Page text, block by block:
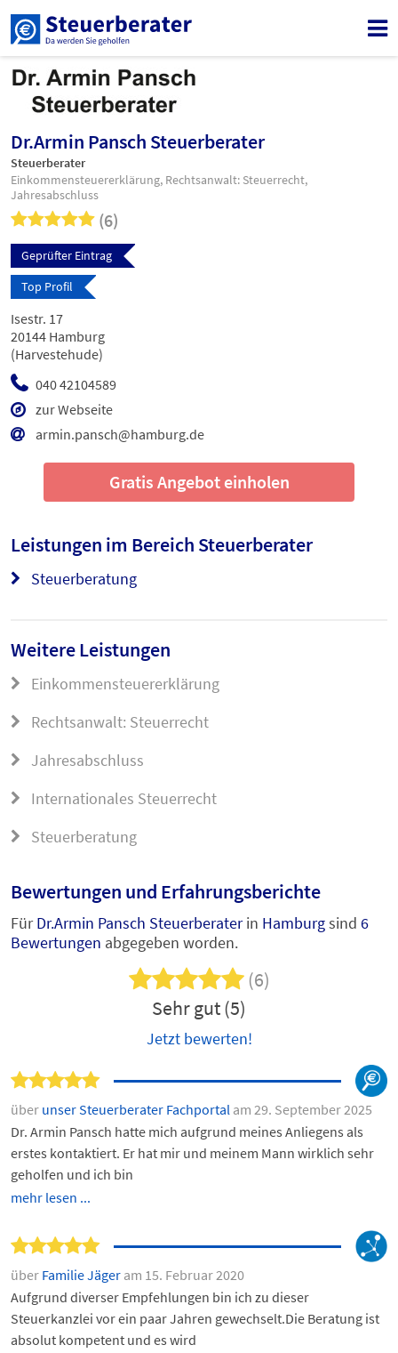
Dr.Armin Pansch Steuerberater
Steuerberater
Einkommensteuererklärung, Rechtsanwalt: Steuerrecht,
Jahresabschluss
(6)
Geprüfter Eintrag
Top Profil
040 42104589
zur Webseite
armin.pansch@hamburg.de
Isestr. 17
20144 Hamburg
(Harvestehude)
Gratis Angebot einholen
Leistungen im Bereich Steuerberater
Steuerberatung
Weitere Leistungen
Einkommensteuererklärung
Rechtsanwalt: Steuerrecht
Jahresabschluss
Internationales Steuerrecht
Steuerberatung
Bewertungen und Erfahrungsberichte
FürDr.Armin Pansch Steuerberaterin Hamburgsind 6
Bewertungen abgegeben worden.
(6)
Sehr gut (5)
Jetzt bewerten!
über unser Steuerberater Fachportal am 29. September 2025
Dr. Armin Pansch hatte mich aufgrund meines Anliegens als
erstes kontaktiert. Er hat mir und meinem Mann wirklich sehr
geholfen und ich bin
mehr lesen ...
über Familie Jäger am 15. Februar 2020
Aufgrund diverser Empfehlungen bin ich zu dieser
Steuerkanzlei vor ein paar Jahren gewechselt.Die Beratung ist
absolut kompetent und es wird